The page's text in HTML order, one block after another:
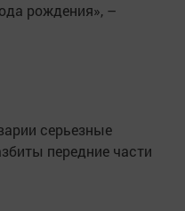
рождения», –
серьезные
передние части